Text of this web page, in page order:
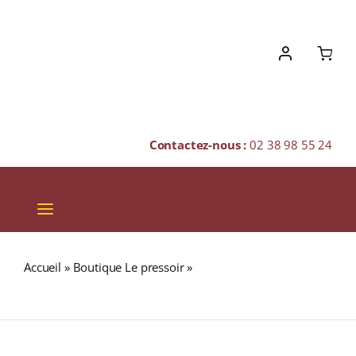
Contactez-nous :02 38 98 55 24
Toggle
Navigation
SPIRITUEUX
Accueil » Boutique Le pressoir»